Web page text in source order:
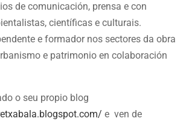
de comunicación, prensa e con
científicas e culturais.
e formador nos sectores da obra
e patrimonio en colaboración
o seu propio blog
e ven de